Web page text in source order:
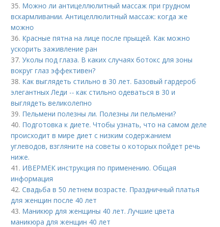
35. Можно ли антицеллюлитный массаж при грудном
вскармливании. Антицеллюлитный массаж: когда же
можно
36. Красные пятна на лице после прыщей. Как можно
ускорить заживление ран
37.Уколы под глаза. В каких случаях ботокс для зоны
вокруг глаз эффективен?
38. Как выглядеть стильно в 30 лет. Базовый гардероб
элегантных Леди -- как стильно одеваться в 30 и
выглядеть великолепно
39. Пельмени полезны ли. Полезны ли пельмени?
40. Подготовка к диете. Чтобы узнать, что на самом деле
происходит в мире диет с низким содержанием
углеводов, взгляните на советы о которых пойдет речь
ниже.
41. ИВЕРМЕК инструкция по применению. Общая
информация
42.Свадьба в 50 летнем возрасте. Праздничный платья
для женщин после 40 лет
43. Маникюр для женщины 40 лет. Лучшие цвета
маникюра для женщин 40 лет